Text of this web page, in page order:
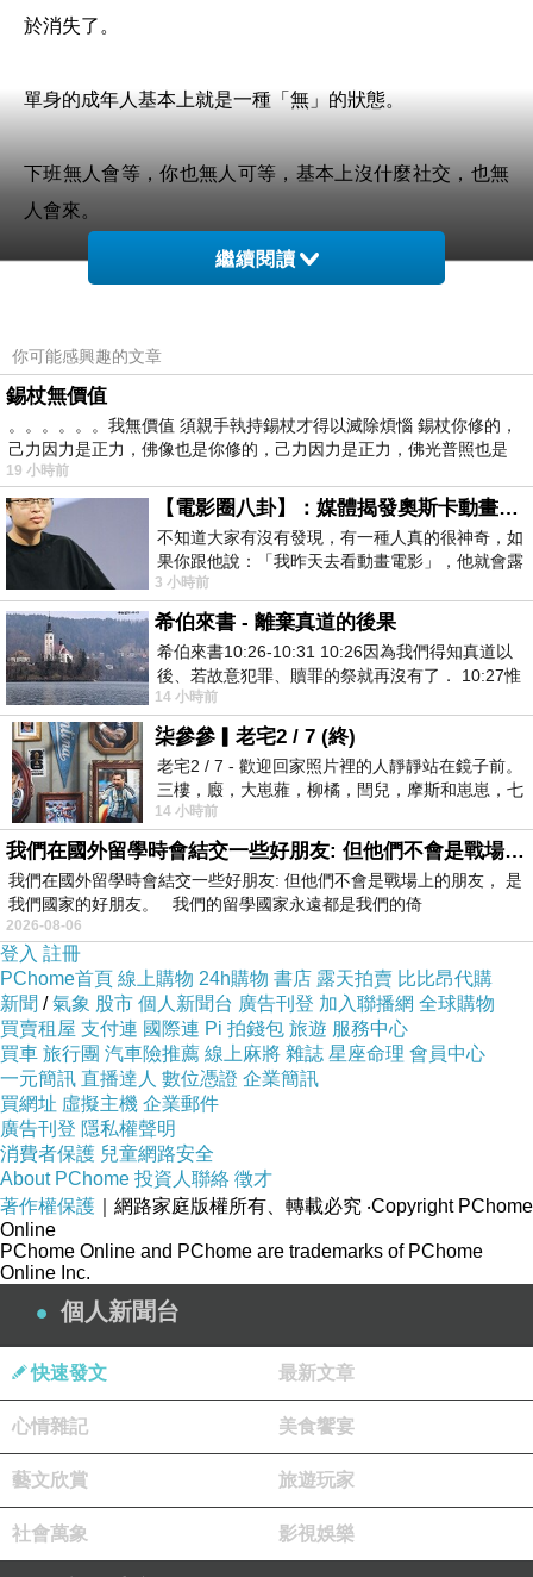
於消失了。
單身的成年人基本上就是一種「無」的狀態。
下班無人會等，你也無人可等，基本上沒什麼社交，也無
人會來。
甚至更認清楚了自己的無能為力，還有對生活，對生命的
也難怪孔子說四十不惑，畢竟看多了光怪陸離，很多事情
也不會大驚小怪。
就好像小孩，第一次遇到下雨時的驚訝。
就好像初戀，第一次遇到她時的臉紅心跳。
成年人的心境，逐漸如莊子所說的:「形固可使如槁木，而
心固可使如死灰。」
逐漸地心靈平靜，不被外界所誘惑，進而情緒波動。
你也更把握當下，專注在自身的狀態，對於一些八卦、 流
言蜚語，嗤之以鼻。
因為你知道這些東西是與你無關的，也不會影響到你，所
以不需要人云亦云，
就讓謠言止於智者。
自己沒有比較聰明，只是多了一份灑脫，少了一份執著。
自己也沒有多無欲無求，只是你知道得之我幸，不得我
命。
沒有手機的訊息聲，世界終於安靜了許多。
下一篇：
繼續閱讀
你可能感興趣的文章
錫杖無價值
。。。。。。我無價值 須親手執持錫杖才得以滅除煩惱 錫杖你修的，
己力因力是正力，佛像也是你修的，己力因力是正力，佛光普照也是
19 小時前
【電影圈八卦】：媒體揭發奧斯卡動畫項目投票醜聞！好萊塢為什麼看不起動畫電影？
不知道大家有沒有發現，有一種人真的很神奇，如
果你跟他說：「我昨天去看動畫電影」，他就會露
出一種慈祥的微笑，然後問你是不是陪小
3 小時前
希伯來書 - 離棄真道的後果
希伯來書10:26-10:31 10:26因為我們得知真道以
後、若故意犯罪、贖罪的祭就再沒有了． 10:27惟
有戰懼等候審判和那燒滅眾敵人的烈火
14 小時前
柒參參▎老宅2 / 7 (終)
老宅2 / 7 - 歡迎回家照片裡的人靜靜站在鏡子前。
三樓，廄，大崽蕥，柳橘，閆兒，摩斯和崽崽，七
個人整整齊齊地站在鏡框之外，如同
14 小時前
我們在國外留學時會結交一些好朋友: 但他們不會是戰場上的朋友
我們在國外留學時會結交一些好朋友: 但他們不會是戰場上的朋友， 是
我們國家的好朋友。 我們的留學國家永遠都是我們的倚
2026-08-06
登入 註冊
PChome首頁 線上購物 24h購物 書店 露天拍賣 比比昂代購
新聞 /氣象 股市 個人新聞台 廣告刊登 加入聯播網 全球購物
買賣租屋 支付連 國際連 Pi 拍錢包 旅遊 服務中心
買車 旅行團 汽車險推薦 線上麻將 雜誌 星座命理 會員中心
一元簡訊 直播達人 數位憑證 企業簡訊
買網址 虛擬主機 企業郵件
廣告刊登 隱私權聲明
消費者保護 兒童網路安全
About PChome 投資人聯絡 徵才
著作權保護 ｜網路家庭版權所有、轉載必究 ‧Copyright PChome
Online
PChome Online and PChome are trademarks of PChome
Online Inc.
個人新聞台
快速發文 最新文章
心情雜記 美食饗宴
藝文欣賞 旅遊玩家
社會萬象 影視娛樂